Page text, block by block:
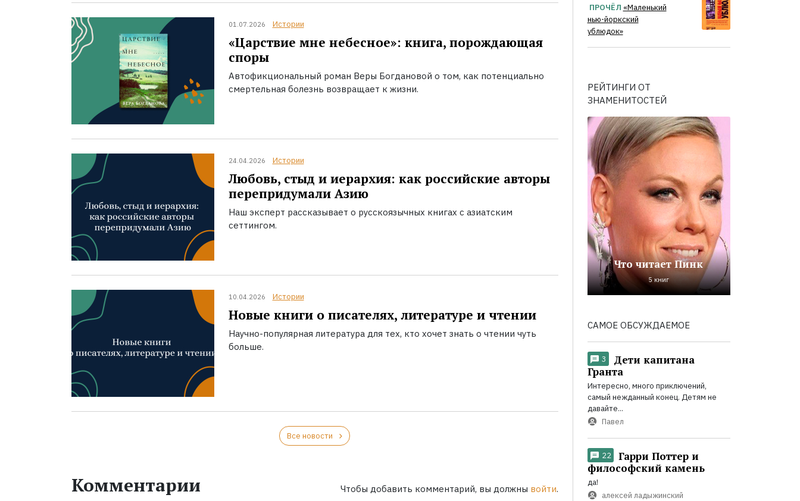
01.07.2026 Истории
«Царствие мне небесное»: книга, порождающая
споры
Автофикциональный роман Веры Богдановой о том, как потенциально
смертельная болезнь возвращает к жизни.
24.04.2026 Истории
Любовь, стыд и иерархия: как российские авторы
перепридумали Азию
Наш эксперт рассказывает о русскоязычных книгах с азиатским
сеттингом.
10.04.2026 Истории
Новые книги о писателях, литературе и чтении
Научно-популярная литература для тех, кто хочет знать о чтении чуть
больше.
Все новости
Комментарии Чтобы добавить комментарий, вы должны войти.
ПРОЧЁЛ «Маленький
нью-йоркский
ублюдок»
РЕЙТИНГИ ОТ
ЗНАМЕНИТОСТЕЙ
Что читает Пинк
5 книг
САМОЕ ОБСУЖДАЕМОЕ
3
Дети капитана
Гранта
Интересно, много приключений,
самый нежданный конец. Детям не
давайте...
Павел
22
Гарри Поттер и
философский камень
да!
алексей ладыжинский